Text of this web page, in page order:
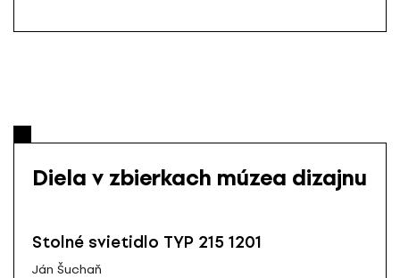
Diela v zbierkach múzea dizajnu
Stolné svietidlo TYP 215 1201
Ján Šuchaň